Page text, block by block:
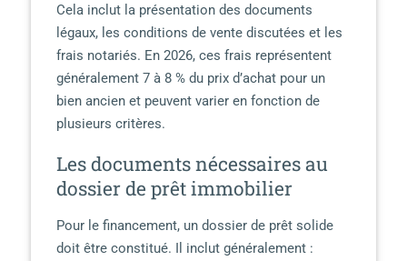
Cela inclut la présentation des documents
légaux, les conditions de vente discutées et les
frais notariés. En 2026, ces frais représentent
généralement 7 à 8 % du prix d’achat pour un
bien ancien et peuvent varier en fonction de
plusieurs critères.
Les documents nécessaires au
dossier de prêt immobilier
Pour le financement, un dossier de prêt solide
doit être constitué. Il inclut généralement :